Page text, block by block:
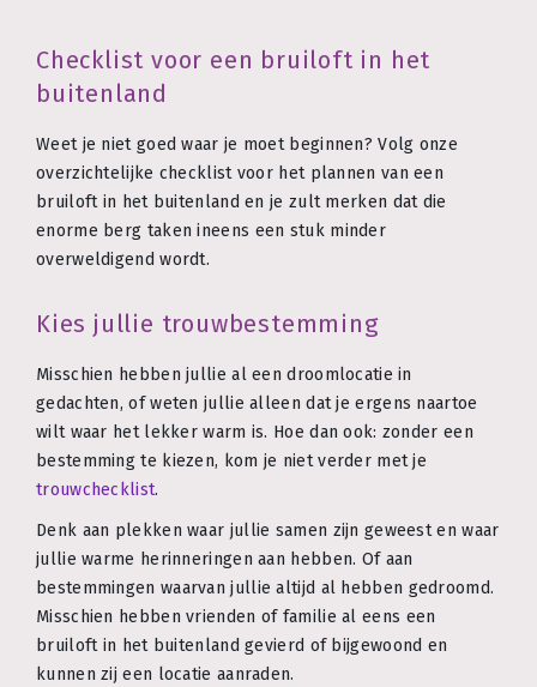
Checklist voor een bruiloft in het
buitenland
Weet je niet goed waar je moet beginnen? Volg onze
overzichtelijke checklist voor het plannen van een
bruiloft in het buitenland en je zult merken dat die
enorme berg taken ineens een stuk minder
overweldigend wordt.
Kies jullie trouwbestemming
Misschien hebben jullie al een droomlocatie in
gedachten, of weten jullie alleen dat je ergens naartoe
wilt waar het lekker warm is. Hoe dan ook: zonder een
bestemming te kiezen, kom je niet verder met je
trouwchecklist.
Denk aan plekken waar jullie samen zijn geweest en waar
jullie warme herinneringen aan hebben. Of aan
bestemmingen waarvan jullie altijd al hebben gedroomd.
Misschien hebben vrienden of familie al eens een
bruiloft in het buitenland gevierd of bijgewoond en
kunnen zij een locatie aanraden.